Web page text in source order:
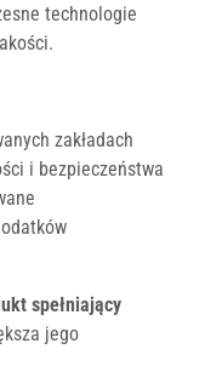
technologie
zakładach
i bezpieczeństwa
spełniający
jego